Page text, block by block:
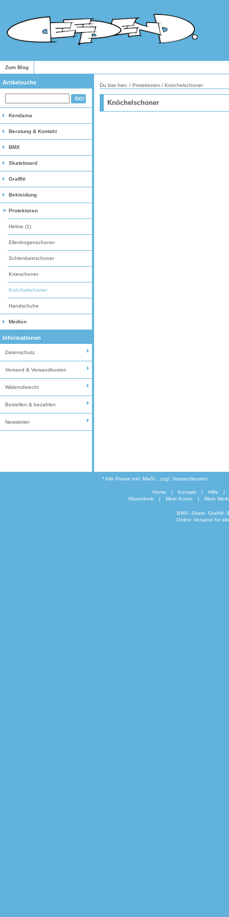
Zum Blog
Artikelsuche
Kendama
Beratung & Kontakt
BMX
Skateboard
Graffiti
Bekleidung
Protektoren
Helme (1)
Ellenbogenschoner
Schienbeinschoner
Knieschoner
Knöchelschoner
Handschuhe
Medien
Informationen
Datenschutz
Versand & Versandkosten
Widerrufsrecht
Bestellen & bezahlen
Newsletter
Du bist hier: / Protektoren / Knöchelschoner
Knöchelschoner
* Alle Preise inkl. MwSt., zzgl. Versandkosten.
Home | Kontakt | Hilfe
|
Warenkorb
| Mein Konto | Mein
BMX- Skate- Graffiti-
Online Versand für